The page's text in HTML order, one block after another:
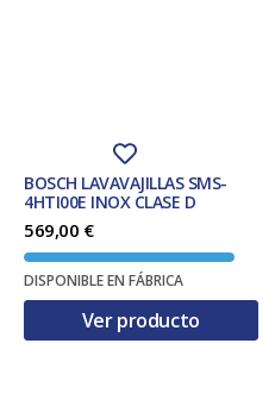
BOSCH LAVAVAJILLAS SMS-
4HTI00E INOX CLASE D
569,00 €
DISPONIBLE EN FÁBRICA
Ver producto